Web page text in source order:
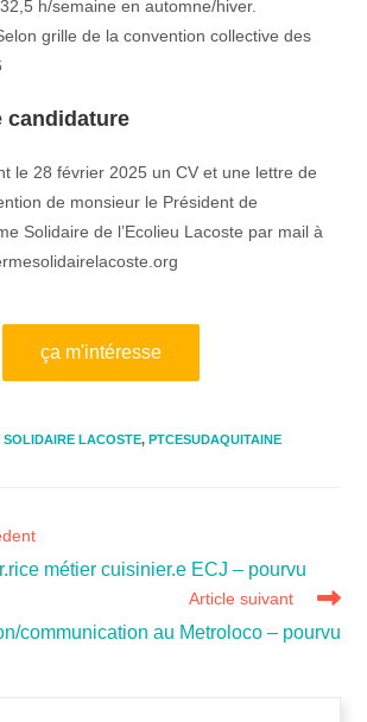
h/semaine en automne/hiver.
grille de la convention collective des
candidature
le 28 février 2025 un CV et une lettre de
de monsieur le Président de
Solidaire de l’Ecolieu Lacoste par mail à
ça m'intéresse
SOLIDAIRE LACOSTE, PTCESUDAQUITAINE
métier cuisinier.e ECJ – pourvu
Article suivant
communication au Metroloco – pourvu